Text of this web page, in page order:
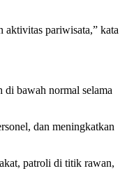
aktivitas pariwisata,” kata
di bawah normal selama
dan meningkatkan
patroli di titik rawan,